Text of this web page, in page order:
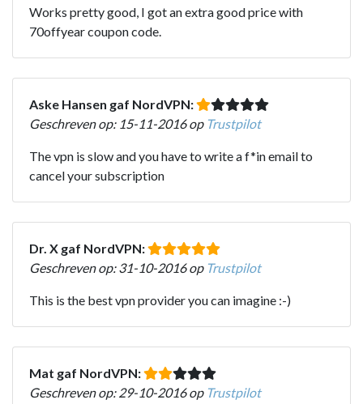
Works pretty good, I got an extra good price with
70offyear coupon code.
Aske Hansen gaf NordVPN:
Geschreven op: 15-11-2016 op Trustpilot
The vpn is slow and you have to write a f*in email to
cancel your subscription
Dr. X gaf NordVPN:
Geschreven op: 31-10-2016 op Trustpilot
This is the best vpn provider you can imagine :-)
Mat gaf NordVPN:
Geschreven op: 29-10-2016 op Trustpilot